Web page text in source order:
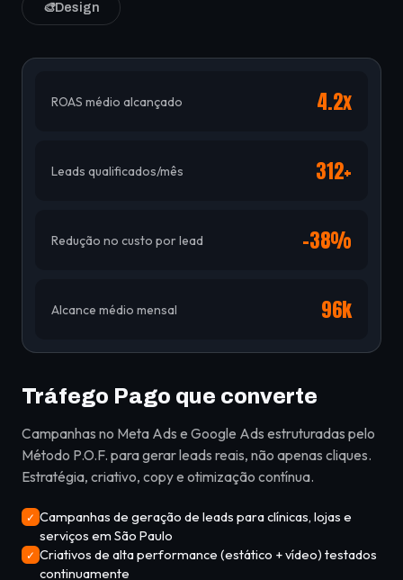
🎨Design
ROAS médio alcançado 4.2x
Leads qualificados/mês 312+
Redução no custo por lead -38%
Alcance médio mensal 96k
Tráfego Pago que converte
Campanhas no Meta Ads e Google Ads estruturadas pelo
Método P.O.F. para gerar leads reais, não apenas cliques.
Estratégia, criativo, copy e otimização contínua.
✓ Campanhas de geração de leads para clínicas, lojas e
serviços em São Paulo
✓ Criativos de alta performance (estático + vídeo) testados
continuamente